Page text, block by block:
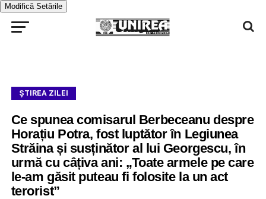
Modifică Setările
ŞTIREA ZILEI
Ce spunea comisarul Berbeceanu despre
Horațiu Potra, fost luptător în Legiunea
Străina și susținător al lui Georgescu, în
urmă cu câțiva ani: „Toate armele pe care
le-am găsit puteau fi folosite la un act
terorist”